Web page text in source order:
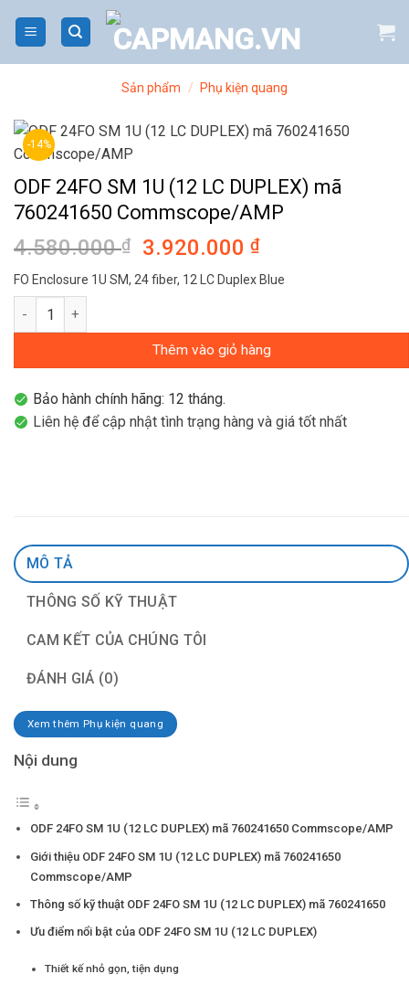
Sản phẩm / Phụ kiện quang
-14%
ODF 24FO SM 1U (12 LC DUPLEX) mã
760241650 Commscope/AMP
4.580.000₫
Giá
gốc
là:
3.920.000₫Giá
hiện
tại
3.920.000 ₫.
FO Enclosure 1U SM, 24 fiber, 12 LC Duplex Blue
ODF 24FO SM 1U (12 LC DUPLEX) mã 760241650 Commscope/
Thêm vào giỏ hàng
Bảo hành chính hãng: 12 tháng.
Liên hệ để cập nhật tình trạng hàng và giá tốt nhất
MÔ TẢ
THÔNG SỐ KỸ THUẬT
CAM KẾT CỦA CHÚNG TÔI
ĐÁNH GIÁ (0)
Xem thêm Phụ kiện quang
Nội dung
ODF 24FO SM 1U (12 LC DUPLEX) mã 760241650 Commscope/AMP
Giới thiệu ODF 24FO SM 1U (12 LC DUPLEX) mã 760241650
Commscope/AMP
Thông số kỹ thuật ODF 24FO SM 1U (12 LC DUPLEX) mã 760241650
Ưu điểm nổi bật của ODF 24FO SM 1U (12 LC DUPLEX)
Thiết kế nhỏ gọn, tiện dụng